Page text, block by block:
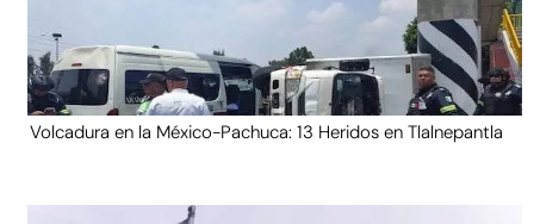
Volcadura en la México-Pachuca: 13 Heridos en Tlalnepantla